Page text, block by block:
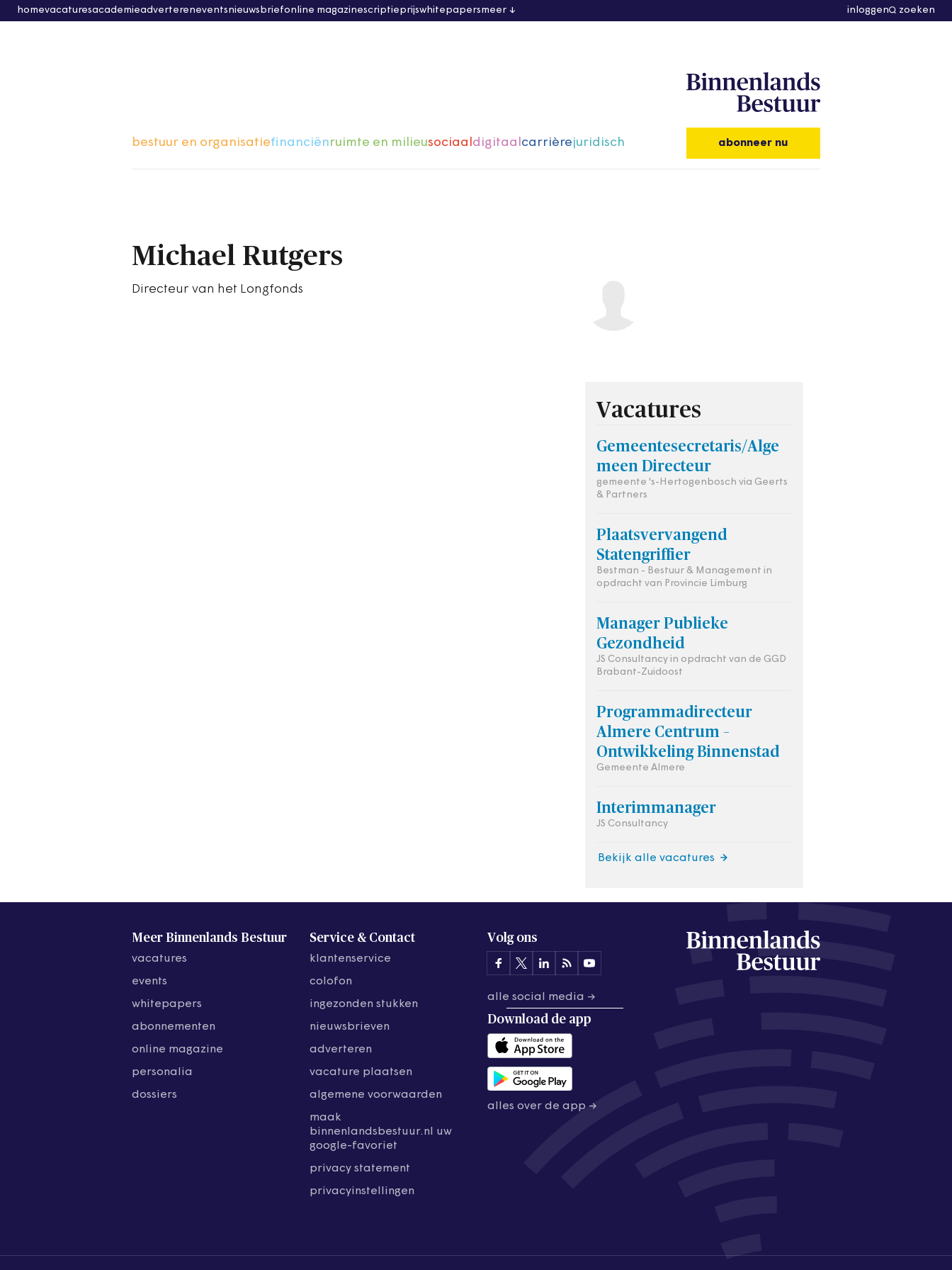
homevacaturesacademieadvertereneventsnieuwsbriefonline magazinescriptieprijswhitepapersmeer inloggen zoeken
bestuur en organisatiefinanciënruimte en milieusociaaldigitaalcarrièrejuridisch abonneer nu
Michael Rutgers
Directeur van het Longfonds
Vacatures
Gemeentesecretaris/Alge
meen Directeur
gemeente 's-Hertogenbosch via Geerts
& Partners
Plaatsvervangend
Statengriffier
Bestman - Bestuur & Management in
opdracht van Provincie Limburg
Manager Publieke
Gezondheid
JS Consultancy in opdracht van de GGD
Brabant-Zuidoost
Programmadirecteur
Almere Centrum –
Ontwikkeling Binnenstad
Gemeente Almere
Interimmanager
JS Consultancy
Bekijk alle vacatures
Meer Binnenlands Bestuur
vacatures
events
whitepapers
abonnementen
online magazine
personalia
dossiers
Service & Contact
klantenservice
colofon
ingezonden stukken
nieuwsbrieven
adverteren
vacature plaatsen
algemene voorwaarden
maak
binnenlandsbestuur.nl uw
google-favoriet
privacy statement
privacyinstellingen
Volg ons
alle social media →
Download de app
alles over de app →